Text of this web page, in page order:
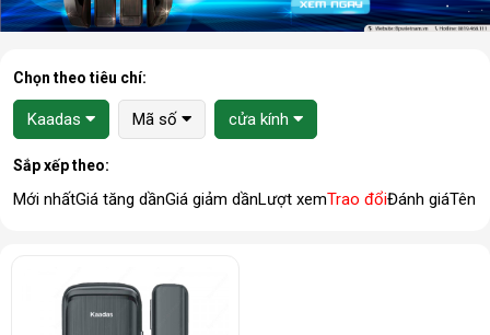
Chọn theo tiêu chí:
Kaadas Mã số cửa kính
Sắp xếp theo:
Mới nhấtGiá tăng dầnGiá giảm dầnLượt xemTrao đổiĐánh giáTên